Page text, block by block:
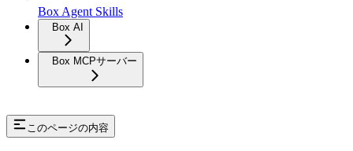
Box Agent Skills
Box AI
Box MCPサーバー
このページの内容